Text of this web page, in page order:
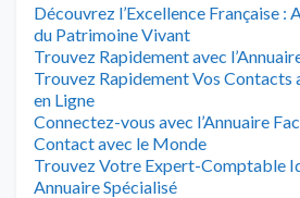
Découvrez l’Excellence Française :
du Patrimoine Vivant
Trouvez Rapidement avec
Trouvez Rapidement Vos Contacts
en Ligne
Connectez-vous avec l’Annuaire
Contact avec le Monde
Trouvez Votre Expert-Comptable
Annuaire Spécialisé